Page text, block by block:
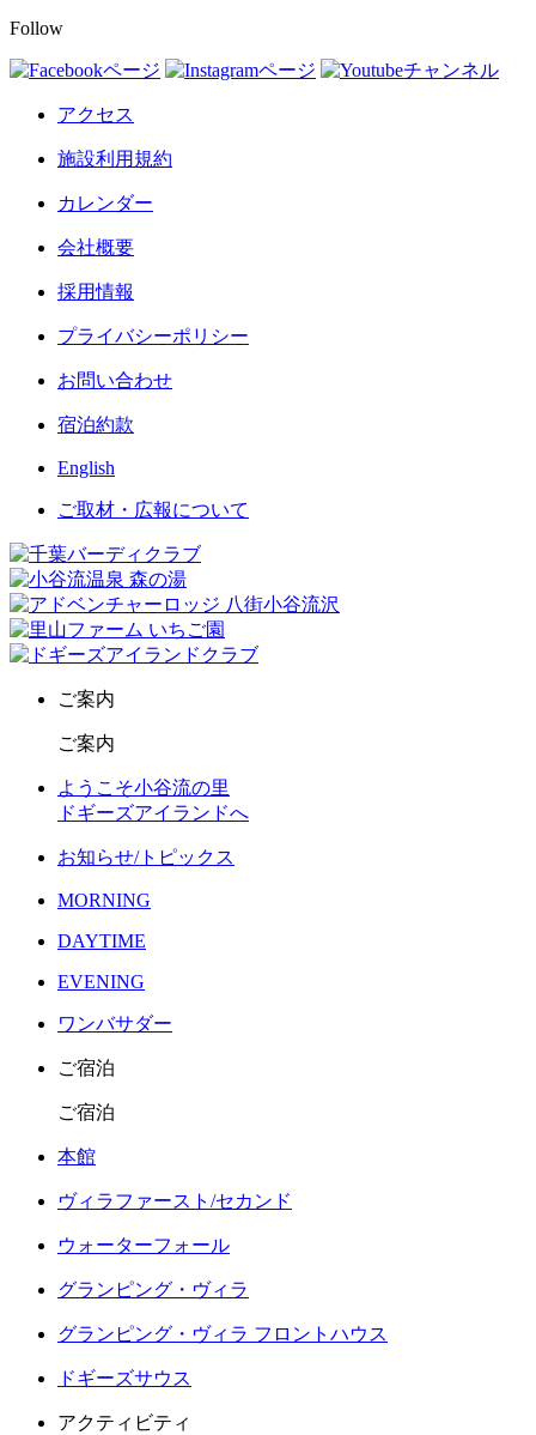
Follow
アクセス
施設利用規約
カレンダー
会社概要
採用情報
プライバシーポリシー
お問い合わせ
宿泊約款
English
ご取材・広報について
ご案内
ご案内
ようこそ小谷流の里
ドギーズアイランドへ
お知らせ/トピックス
MORNING
DAYTIME
EVENING
ワンバサダー
ご宿泊
ご宿泊
本館
ヴィラファースト/セカンド
ウォーターフォール
グランピング・ヴィラ
グランピング・ヴィラ フロントハウス
ドギーズサウス
アクティビティ